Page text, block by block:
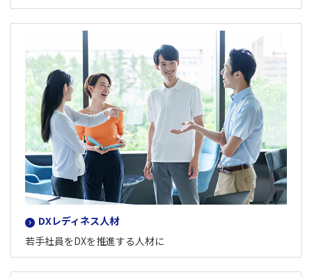
DXレディネス人材
若手社員をDXを推進する人材に